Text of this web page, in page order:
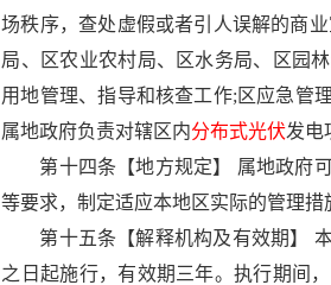
场秩序，查处虚假或者引人误解的商
局、区农业农村局、区水务局、区园
用地管理、指导和核查工作;区应急管
属地政府负责对辖区内分布式光伏发电
第十四条【地方规定】 属地政府
等要求，制定适应本地区实际的管理措
第十五条【解释机构及有效期】
之日起施行，有效期三年。执行期间